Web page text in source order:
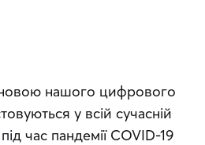
нашого цифрового
у всій сучасній
час пандемії COVID-19